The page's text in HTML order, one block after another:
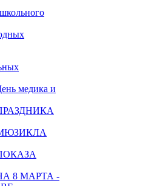
медика и
8 МАРТА -